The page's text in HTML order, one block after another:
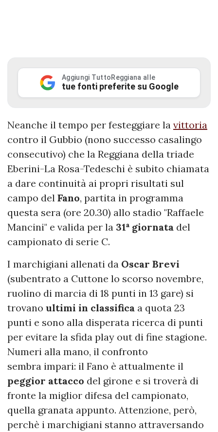
Aggiungi TuttoReggiana alle
tue fonti preferite su Google
Neanche il tempo per festeggiare la vittoria
contro il Gubbio (nono successo casalingo
consecutivo) che la Reggiana della triade
Eberini-La Rosa-Tedeschi è subito chiamata
a dare continuità ai propri risultati sul
campo del Fano, partita in programma
questa sera (ore 20.30) allo stadio "Raffaele
Mancini" e valida per la 31ª giornata del
campionato di serie C.
I marchigiani allenati da Oscar Brevi
(subentrato a Cuttone lo scorso novembre,
ruolino di marcia di 18 punti in 13 gare) si
trovano ultimi in classifica a quota 23
punti e sono alla disperata ricerca di punti
per evitare la sfida play out di fine stagione.
Numeri alla mano, il confronto
sembra impari: il Fano è attualmente il
peggior attacco del girone e si troverà di
fronte la miglior difesa del campionato,
quella granata appunto. Attenzione, però,
perchè i marchigiani stanno attraversando